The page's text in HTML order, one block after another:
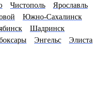
Чистополь
Ярославль
Южно-Сахалинск
Шадринск
Энгельс
Элиста